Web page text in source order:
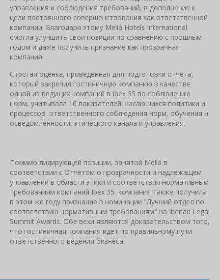
управления и соблюдения требований, в дополнение к
цели постоянного совершенствования как ответственной
компании. Благодаря этому Meliá Hotels International
смогла улучшить свои позиции по сравнению с прошлым
годом и даже получить признание как прозрачная
компания.
Строгая оценка, проведенная для подготовки отчета,
который закрепил гостиничную компанию в качестве
одной из ведущих компаний в Ibex 35 по соблюдению
норм, учитывала 16 показателей, касающихся политики и
процессов, ответственного соблюдения норм, обучения и
осведомленности, этического канала и управления.
Помимо лидирующей позиции, занятой Meliá в
соответствии с Отчетом о прозрачности и надлежащем
управлении в области этики и соответствия нормативным
требованиям компаний Ibex 35, компания также получила
в этом же году признание в номинации "Лучший отдел по
соответствию нормативным требованиям" на Iberian Legal
Summit Awards. Обе вехи являются доказательством того,
что гостиничная компания идет по правильному пути
ответственного ведения бизнеса.